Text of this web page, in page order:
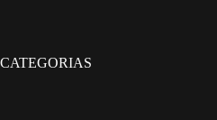
CATEGORIAS